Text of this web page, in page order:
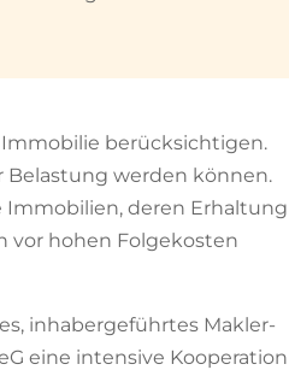
berücksichtigen.
Belastung werden können.
Immobilien, deren Erhaltung
vor hohen Folgekosten
inhabergeführtes Makler-
eine intensive Kooperation